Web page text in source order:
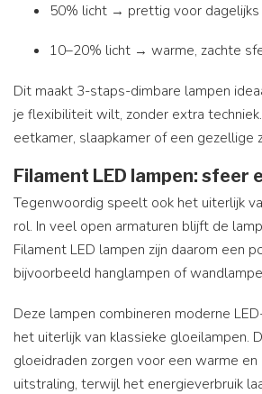
50% licht → prettig voor dagelijks
10–20% licht → warme, zachte
Dit maakt 3-staps-dimbare lampen
je flexibiliteit wilt, zonder extra
eetkamer, slaapkamer of een gezellige
Filament LED lampen: sfeer
Tegenwoordig speelt ook het uiterlijk
rol. In veel open armaturen blijft de
Filament LED lampen zijn daarom een
bijvoorbeeld hanglampen of
Deze lampen combineren moderne
het uiterlijk van klassieke gloeilampen.
gloeidraden zorgen voor een warme
uitstraling, terwijl het energieverbruik